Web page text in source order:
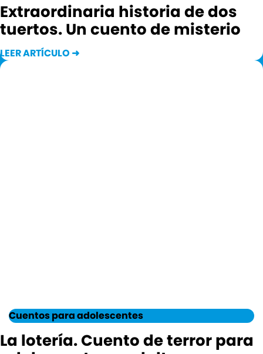
Extraordinaria historia de dos
tuertos. Un cuento de misterio
LEER ARTÍCULO ➜
Cuentos para adolescentes
La lotería. Cuento de terror para